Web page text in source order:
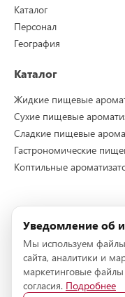
Каталог
Персонал
География
Каталог
Жидкие пищевые
Сухие пищевые
Сладкие пищевые
Гастрономические
Коптильные
Контакты
Телефон: +7 (495) 228-
E-mail: info@stockmeier-
Адрес:142153,
Уведомление об
Мы используем
сайта, аналитики и
маркетинговые
согласия. Подробнее